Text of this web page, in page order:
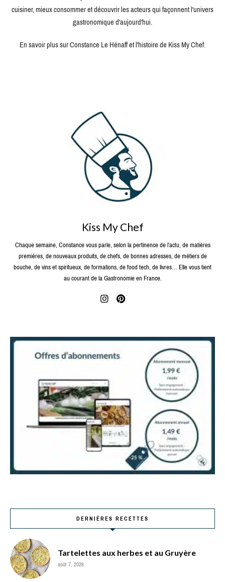
cuisiner, mieux consommer et découvrir les acteurs qui façonnent l'univers
gastronomique d'aujourd'hui.
En savoir plus sur Constance Le Hénaff et l'histoire de Kiss My Chef.
Kiss My Chef
Chaque semaine, Constance vous parle, selon la pertinence de l’actu, de matières
premières, de nouveaux produits, de chefs, de bonnes adresses, de métiers de
bouche, de vins et spiritueux, de formations, de food tech, de livres… Elle vous tient
au courant de la Gastronomie en France.
DERNIÈRES RECETTES
Tartelettes aux herbes et au Gruyère
août 7, 2026